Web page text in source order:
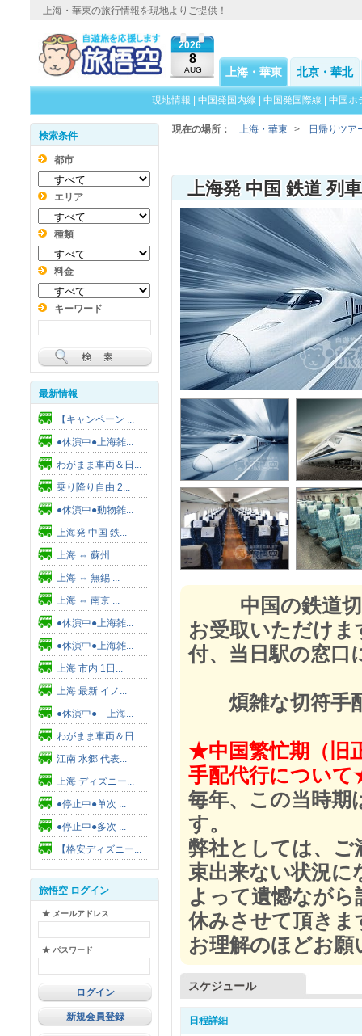
上海・華東の旅行情報を現地よりご提供！
2026
8
AUG 上海・華東 北京・華北
現地情報 中国発国内線 中国発国際線 中国ホ
検索条件
都市
エリア
種類
料金
キーワード
最新情報
【キャンペーン ...
●休演中●上海雑...
わがまま車両＆日...
乗り降り自由 2...
●休演中●動物雑...
上海発 中国 鉄...
上海 ⇔ 蘇州 ...
上海 ⇔ 無錫 ...
上海 ⇔ 南京 ...
●休演中●上海雑...
●休演中●上海雑...
上海 市内 1日...
上海 最新 イノ...
●休演中● 上海...
わがまま車両＆日...
江南 水郷 代表...
上海 ディズニー...
●停止中●单次 ...
●停止中●多次 ...
【格安ディズニー...
旅悟空 ログイン
★ メールアドレス
★ パスワード
新規会員登録
現在の場所： 上海・華東 > 日帰りツア
上海発 中国 鉄道 列
中国の鉄道切
お受取いただけ
付、当日駅の窓口
煩雑な切符手配
★中国繁忙期（旧
手配代行につい
毎年、この当時期
す。
弊社としては、ご
束出来ない状況に
よって遺憾なが
休みさせて頂きま
お理解のほどお
スケジュール
日程詳細